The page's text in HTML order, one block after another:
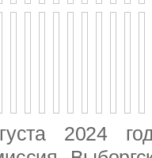
2024